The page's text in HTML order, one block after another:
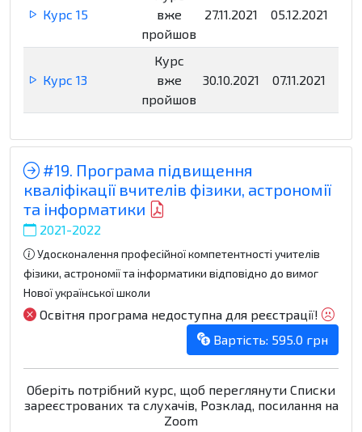
Курс 15
вже
пройшов
27.11.2021 05.12.2021
Курс 13
Курс
вже
пройшов
30.10.2021 07.11.2021
#19. Програма підвищення
кваліфікації вчителів фізики, астрономії
та інформатики
2021-2022
Удосконалення професійної компетентності учителів
фізики, астрономії та інформатики відповідно до вимог
Нової української школи
Освітня програма недоступна для реєстрації!
Вартість: 595.0 грн
Оберіть потрібний курс, щоб переглянути Списки
зареєстрованих та слухачів, Розклад, посилання на
Zoom